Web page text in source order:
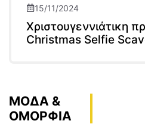
15/11/2024
Χριστουγεννιάτικη
Christmas Selfie
ΜΟΔΑ &
ΟΜΟΡΦΙΑ